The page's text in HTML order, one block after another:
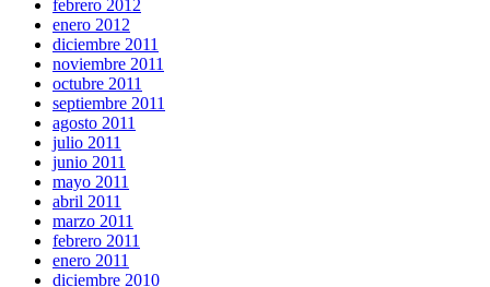
febrero 2012
enero 2012
diciembre 2011
noviembre 2011
octubre 2011
septiembre 2011
agosto 2011
julio 2011
junio 2011
mayo 2011
abril 2011
marzo 2011
febrero 2011
enero 2011
diciembre 2010